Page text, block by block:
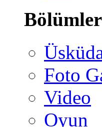
Bölümler
Foto
Video
Oyun